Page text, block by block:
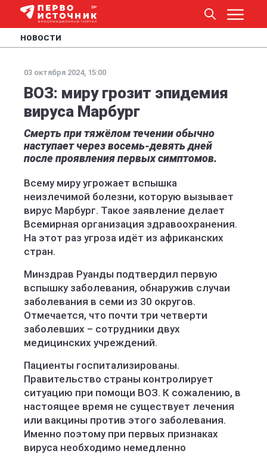
НОВОСТИ
03 октября 2024, 15:00
ВОЗ: миру грозит эпидемия
вируса Марбург
Смерть при тяжёлом течении обычно
наступает через восемь-девять дней
после проявления первых симптомов.
Всему миру угрожает вспышка
неизлечимой болезни, которую вызывает
вирус Марбург. Такое заявление делает
Всемирная организация здравоохранения.
На этот раз угроза идёт из африканских
стран.
Минздрав Руанды подтвердил первую
вспышку заболевания, обнаружив случаи
заболевания в семи из 30 округов.
Отмечается, что почти три четверти
заболевших – сотрудники двух
медицинских учреждений.
Пациенты госпитализированы.
Правительство страны контролирует
ситуацию при помощи ВОЗ. К сожалению, в
настоящее время не существует лечения
или вакцины против этого заболевания.
Именно поэтому при первых признаках
вируса необходимо немедленно